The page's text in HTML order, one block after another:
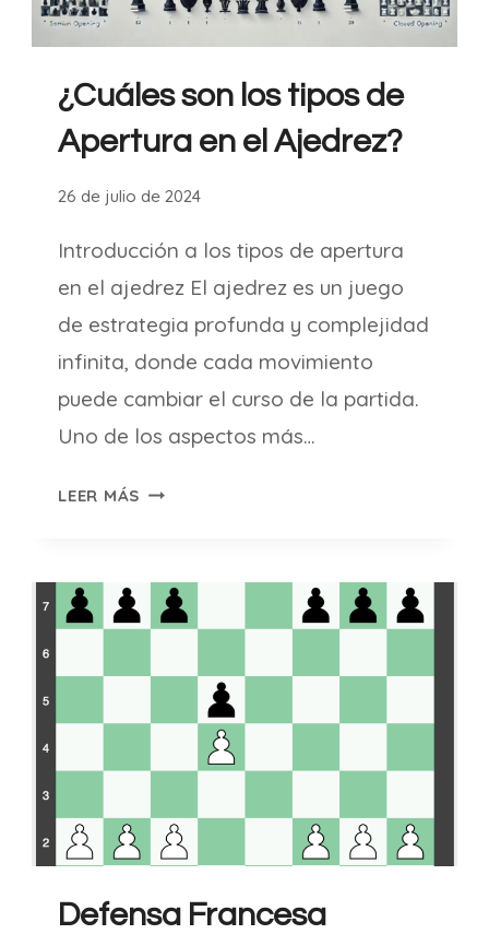
¿Cuáles son los tipos de
Apertura en el Ajedrez?
26 de julio de 2024
Introducción a los tipos de apertura
en el ajedrez El ajedrez es un juego
de estrategia profunda y complejidad
infinita, donde cada movimiento
puede cambiar el curso de la partida.
Uno de los aspectos más…
LEER MÁS ¿CUÁLES
TIPOS
AJEDREZ?
Defensa Francesa